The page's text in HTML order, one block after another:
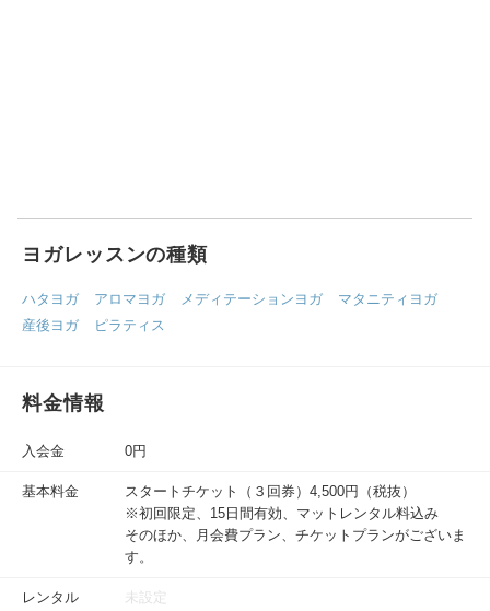
ヨガレッスンの種類
ハタヨガ アロマヨガ メディテーションヨガ
マタニティヨガ
産後ヨガ
ピラティス
料金情報
入会金 0円
基本料金
スタートチケット（３回券）4,500円（税抜）
※初回限定、15日間有効、マットレンタル料込み
そのほか、月会費プラン、チケットプランがございま
す。
レンタル 未設定